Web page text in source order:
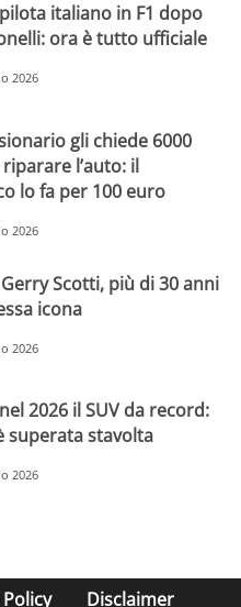
italiano in F1 dopo
ora è tutto ufficiale
2026
gli chiede 6000
l’auto: il
lo fa per 100 euro
2026
Gerry Scotti, più di 30 anni
icona
2026
2026 il SUV da record:
superata stavolta
2026
Disclaimer